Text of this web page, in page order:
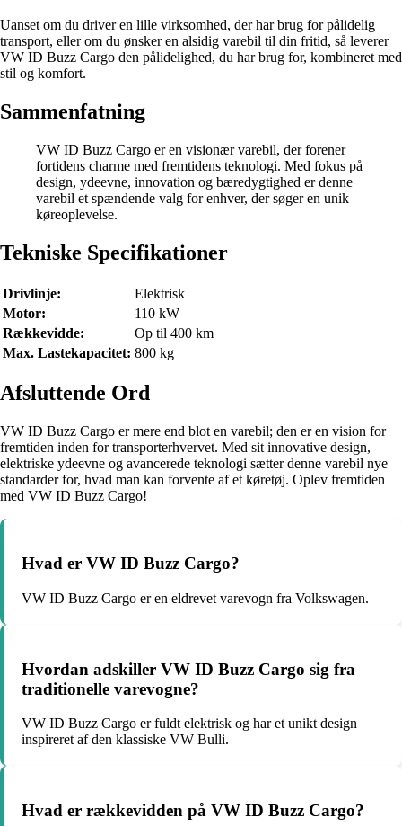
Uanset om du driver en lille virksomhed, der har brug for pålidelig
transport, eller om du ønsker en alsidig varebil til din fritid, så leverer
VW ID Buzz Cargo den pålidelighed, du har brug for, kombineret med
stil og komfort.
Sammenfatning
VW ID Buzz Cargo er en visionær varebil, der forener
fortidens charme med fremtidens teknologi. Med fokus på
design, ydeevne, innovation og bæredygtighed er denne
varebil et spændende valg for enhver, der søger en unik
køreoplevelse.
Tekniske Specifikationer
Drivlinje:
Elektrisk
Motor:
110 kW
Rækkevidde:
Op til 400 km
Max. Lastekapacitet: 800 kg
Afsluttende Ord
VW ID Buzz Cargo er mere end blot en varebil; den er en vision for
fremtiden inden for transporterhvervet. Med sit innovative design,
elektriske ydeevne og avancerede teknologi sætter denne varebil nye
standarder for, hvad man kan forvente af et køretøj. Oplev fremtiden
med VW ID Buzz Cargo!
Hvad er VW ID Buzz Cargo?
VW ID Buzz Cargo er en eldrevet varevogn fra Volkswagen.
Hvordan adskiller VW ID Buzz Cargo sig fra
traditionelle varevogne?
VW ID Buzz Cargo er fuldt elektrisk og har et unikt design
inspireret af den klassiske VW Bulli.
Hvad er rækkevidden på VW ID Buzz Cargo?